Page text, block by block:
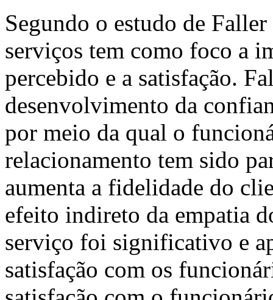
Segundo o estudo de Faller
serviços tem como foco a
percebido e a satisfação.
desenvolvimento da
por meio da qual o
relacionamento tem sido
aumenta a fidelidade do
efeito indireto da empatia
serviço foi significativo e
satisfação com os